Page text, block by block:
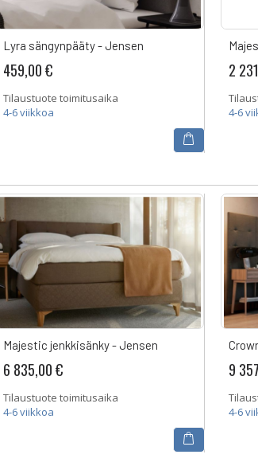
Lyra sängynpääty - Jensen
459,00 €
Tilaustuote toimitusaika
4-6 viikkoa
2
4-6
Majestic jenkkisänky - Jensen
6 835,00 €
Tilaustuote toimitusaika
4-6 viikkoa
9
4-6